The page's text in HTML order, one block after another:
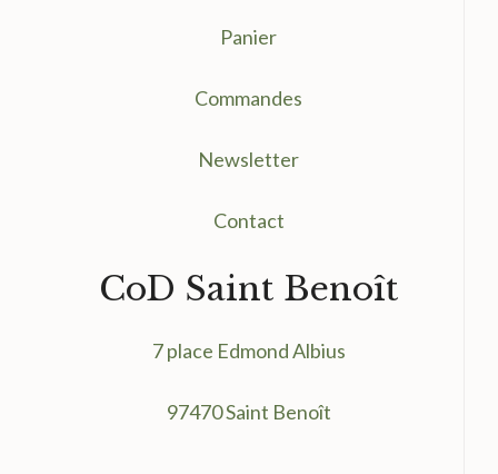
Panier
Commandes
Newsletter
Contact
CoD Saint Benoît
7 place Edmond Albius
97470 Saint Benoît